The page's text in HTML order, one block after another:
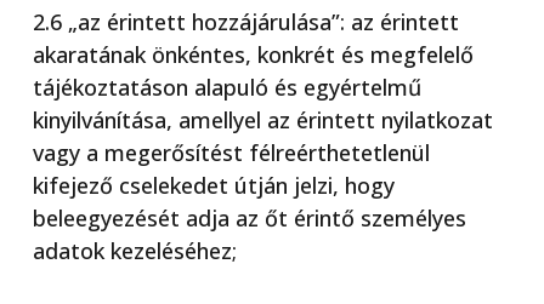
2.6 „az érintett hozzájárulása”: az érintett
akaratának önkéntes, konkrét és megfelelő
tájékoztatáson alapuló és egyértelmű
kinyilvánítása, amellyel az érintett nyilatkozat
vagy a megerősítést félreérthetetlenül
kifejező cselekedet útján jelzi, hogy
beleegyezését adja az őt érintő személyes
adatok kezeléséhez;